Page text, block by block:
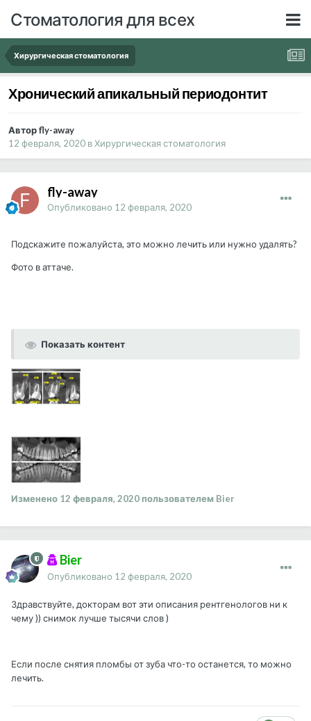
Стоматология для всех
Хирургическая стоматология
Хронический апикальный периодонтит
Автор fly-away
12 февраля, 2020 вХирургическая стоматология
fly-away
Опубликовано 12 февраля, 2020
Подскажите пожалуйста, это можно лечить или нужно удалять?
Фото в аттаче.
Показать контент
Изменено 12 февраля, 2020пользователем Bier
Bier
Опубликовано 12 февраля, 2020
Здравствуйте, докторам вот эти описания рентгенологов ни к
чему )) снимок лучше тысячи слов )
Если после снятия пломбы от зуба что-то останется, то можно
лечить.